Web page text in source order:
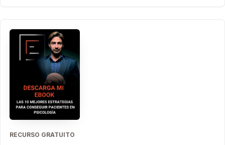
RECURSO GRATUITO